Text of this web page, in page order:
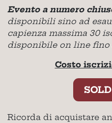
Evento a numero
disponibili sino ad
capienza massima 30
disponibile on line fino
Costo
Ricorda di acquistare